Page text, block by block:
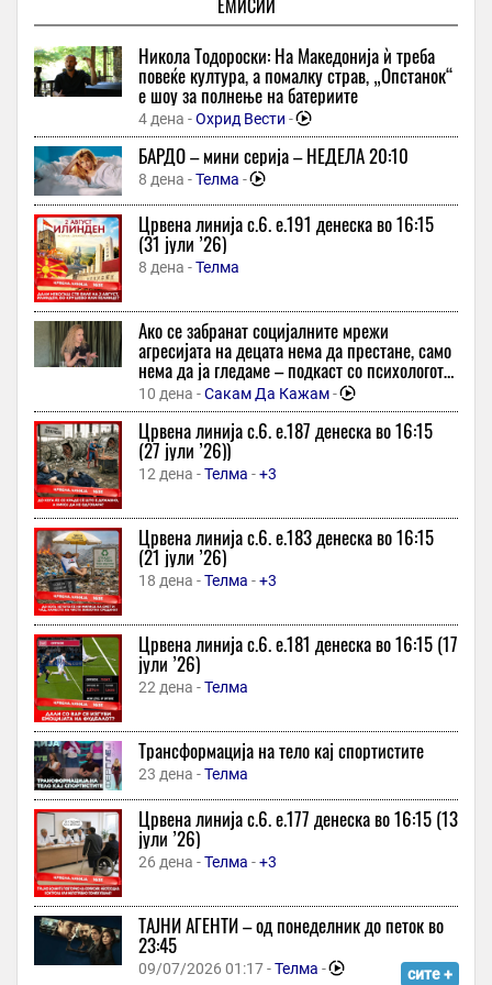
може да се претвори во многу скапа грешка
Календар на МПЦ-ОА: Свети Климент Охридски Чудотворец
и Св. Пантелејмон
Охрид Прес-+1
Ова омилено јадење од компири најмногу го зголемува
ризикот од дијабетес
2 часа -Слободен Печат
Тест на личноста — изберете слика од Ван Гог и откријте што
ви недостига во животот
2 часа -Слободен Печат
Дали Сеута беше само почеток? Во Шпанија, врие по
мигрантската криза, прстот покажан кон САД и Израел
5 часа -МИА
Украинските напади врз „Вајлдберис“ тешко ја погодуваат
руската економија
5 часа -МИА
Еврокoмесарката за технологија, Хена Виркунен,ги повика
Мета и ТикТок да се борат против дезинформациите
5 часа -МИА
Мацут разговараше со Зеленски за билатералните односи и
ситуацијата во Украина
5 часа -МИА
Битолскиот Камерен оркестар ќе одржи концерт на Големо
Езеро на Пелистер
5 часа -МИА
Мвр билтен
5 часа -МИА
Татко пријавен за напад врз 19-годишниот син и туркање по
скали, момчето завршило со тешки телесни повреди
5 часа -МИА
Скопјанец замолил машко лице да му помогне да извади
пари, по што лицето насилно ги зело и избегало
5 часа -МИА
Струмица град на спортот: Пет контролни натпревари, две
меѓународни и меч под рефлектори
Спортска Мрежа
ЕМИСИИ
Никола Тодороски: На Македонија ѝ треба
повеќе култура, а помалку страв, „Опстанок“
е шоу за полнење на батериите
4 дена -Охрид Вести -
БАРДО – мини серија – НЕДЕЛА 20:10
8 дена -Телма -
Црвена линија с.6. e.191 денеска во 16:15
(31 јули ’26)
8 дена -Телма
Ако се забранат социјалните мрежи
агресијата на децата нема да престане, само
нема да ја гледаме – подкаст со психологот
емилија бошкова
10 дена -Сакам Да Кажам-
Црвена линија с.6. e.187 денеска во 16:15
(27 јули ’26))
12 дена -Телма -+3
Црвена линија с.6. e.183 денеска во 16:15
(21 јули ’26)
18 дена -Телма -+3
Црвена линија с.6. e.181 денеска во 16:15 (17
јули ’26)
22 дена -Телма
Трансформација на тело кај спортистите
23 дена -Телма
Црвена линија с.6. e.177 денеска во 16:15 (13
јули ’26)
26 дена -Телма -+3
ТАJНИ АГЕНТИ – од понеделник до петок во
23:45
09/07/2026 01:17 -Телма - сите +